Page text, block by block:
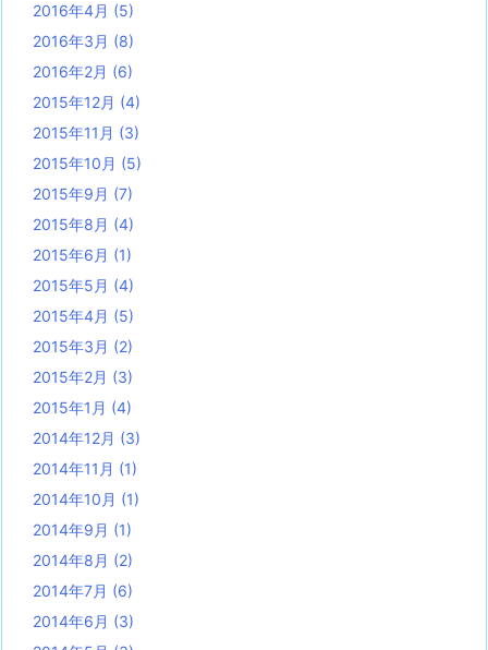
2016年4月 (5)
2016年3月 (8)
2016年2月 (6)
2015年12月 (4)
2015年11月 (3)
2015年10月 (5)
2015年9月 (7)
2015年8月 (4)
2015年6月 (1)
2015年5月 (4)
2015年4月 (5)
2015年3月 (2)
2015年2月 (3)
2015年1月 (4)
2014年12月 (3)
2014年11月 (1)
2014年10月 (1)
2014年9月 (1)
2014年8月 (2)
2014年7月 (6)
2014年6月 (3)